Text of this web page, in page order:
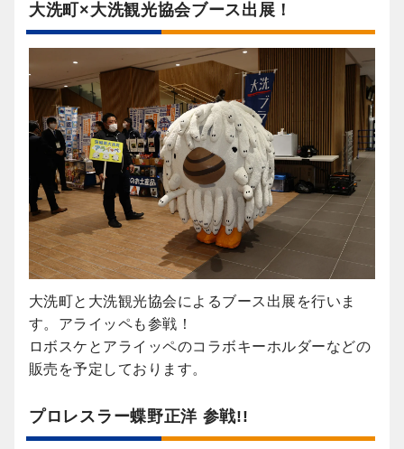
大洗町×大洗観光協会ブース出展！
大洗町と大洗観光協会によるブース出展を行いま
す。アライッペも参戦！
ロボスケとアライッペのコラボキーホルダーなどの
販売を予定しております。
プロレスラー蝶野正洋 参戦!!